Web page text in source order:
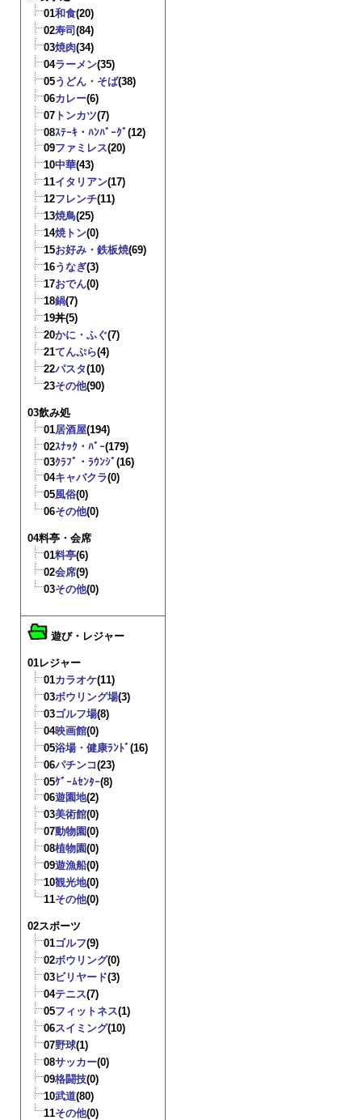
01和食(20)
02寿司 (84)
03焼肉(34)
04ラーメン(35)
05うどん・そば(38)
06カレー(6)
07 トンカツ(7)
08ｽﾃｰｷ・ﾊﾝﾊﾞｰｸﾞ(12)
09ファミレス(20)
10中華(43)
11イタリアン(17)
12フレンチ(11)
13焼鳥(25)
14焼トン(0)
15お好み・鉄板焼(69)
16うなぎ(3)
17おでん(0)
18鍋(7)
19丼(5)
20かに・ふぐ(7)
21てんぷら(4)
22パスタ(10)
23その他(90)
03飲み処
01居酒屋(194)
02ｽﾅｯｸ・ﾊﾞｰ(179)
03ｸﾗﾌﾞ・ﾗｳﾝｼﾞ(16)
04キャバクラ(0)
05風俗(0)
06その他(0)
04料亭・会席
01料亭(6)
02会席(9)
03その他(0)
遊び・レジャー
01レジャー
01カラオケ(11)
03ボウリング場(3)
03ゴルフ場(8)
04映画館(0)
05浴場・健康ﾗﾝﾄﾞ(16)
06パチンコ(23)
05ｹﾞｰﾑｾﾝﾀｰ(8)
06遊園地(2)
03美術館(0)
07動物園(0)
08植物園(0)
09遊漁船(0)
10観光地(0)
11その他(0)
02スポーツ
01ゴルフ(9)
02ボウリング(0)
03ビリヤード(3)
04テニス(7)
05フィットネス(1)
06スイミング(10)
07野球(1)
08サッカー(0)
09格闘技(0)
10武道(80)
11その他(0)